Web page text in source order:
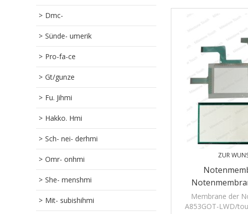
Dmc-
Sünde- umerik
Pro-fa-ce
Gt/gunze
Fu. Jihmi
Hakko. Hmi
Sch- nei- derhmi
Omr- onhmi
She- menshmi
Mit- subishihmi
ZUR
LWD/
Membrane der
A853GOT-LWD/